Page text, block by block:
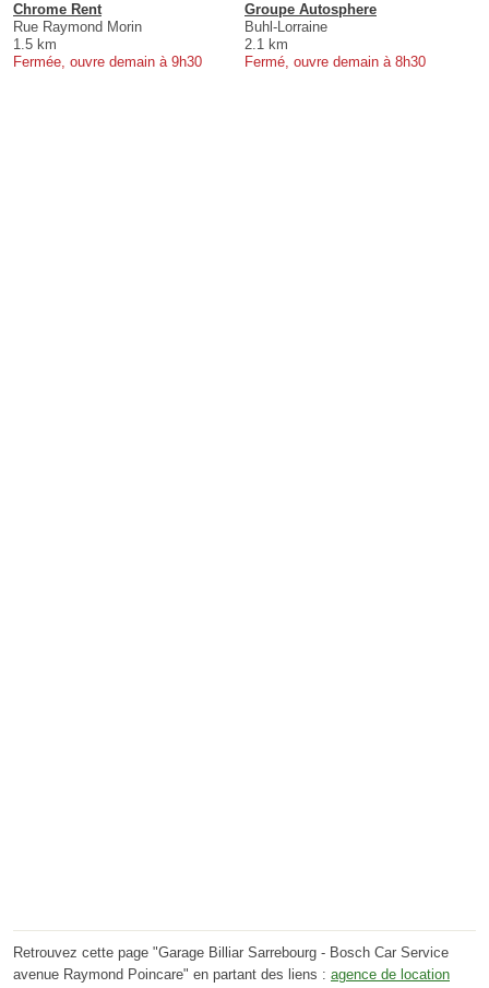
Chrome Rent
Rue Raymond Morin
1.5 km
Fermée, ouvre demain à 9h30
Groupe Autosphere
Buhl-Lorraine
2.1 km
Fermé, ouvre demain à 8h30
Retrouvez cette page "Garage Billiar Sarrebourg - Bosch Car Service
avenue Raymond Poincare" en partant des liens : agence de location